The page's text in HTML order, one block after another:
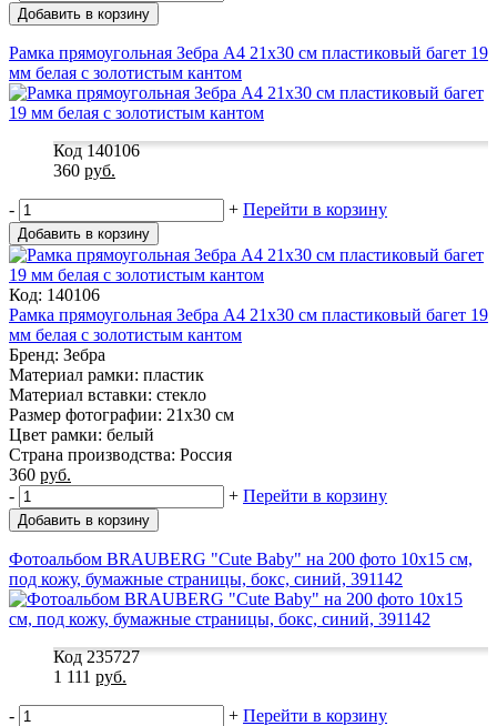
Добавить в корзину
Рамка прямоугольная Зебра А4 21x30 см пластиковый багет 19
мм белая с золотистым кантом
Код 140106
360 руб.
- + Перейти в корзину
Добавить в корзину
Код: 140106
Рамка прямоугольная Зебра А4 21x30 см пластиковый багет 19
мм белая с золотистым кантом
Бренд: Зебра
Материал рамки: пластик
Материал вставки: стекло
Размер фотографии: 21x30 см
Цвет рамки: белый
Страна производства: Россия
360 руб.
-
+ Перейти в корзину
Добавить в корзину
Фотоальбом BRAUBERG "Cute Baby" на 200 фото 10х15 см,
под кожу, бумажные страницы, бокс, синий, 391142
Код 235727
1 111 руб.
- + Перейти в корзину